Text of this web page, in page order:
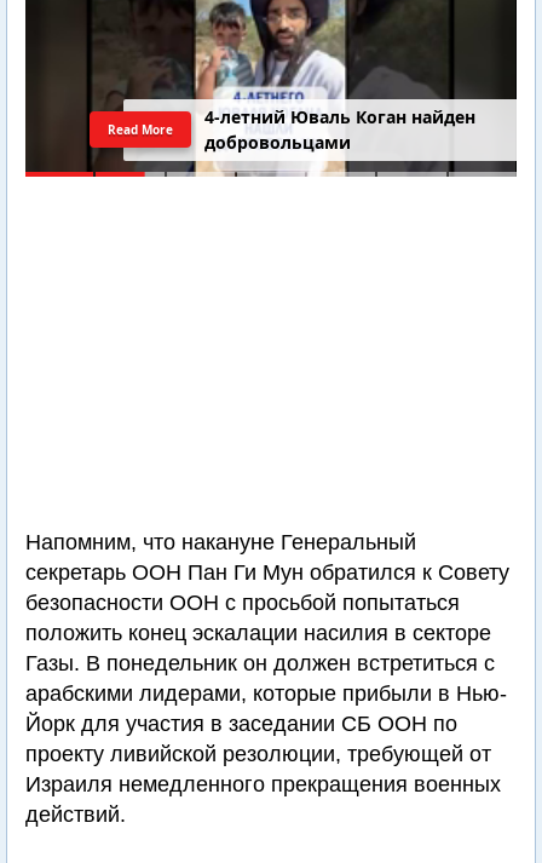
4-летний Юваль Коган найден
добровольцами
Read More
Напомним, что накануне Генеральный
секретарь ООН Пан Ги Мун обратился к Совету
безопасности ООН с просьбой попытаться
положить конец эскалации насилия в секторе
Газы. В понедельник он должен встретиться с
арабскими лидерами, которые прибыли в Нью-
Йорк для участия в заседании СБ ООН по
проекту ливийской резолюции, требующей от
Израиля немедленного прекращения военных
действий.